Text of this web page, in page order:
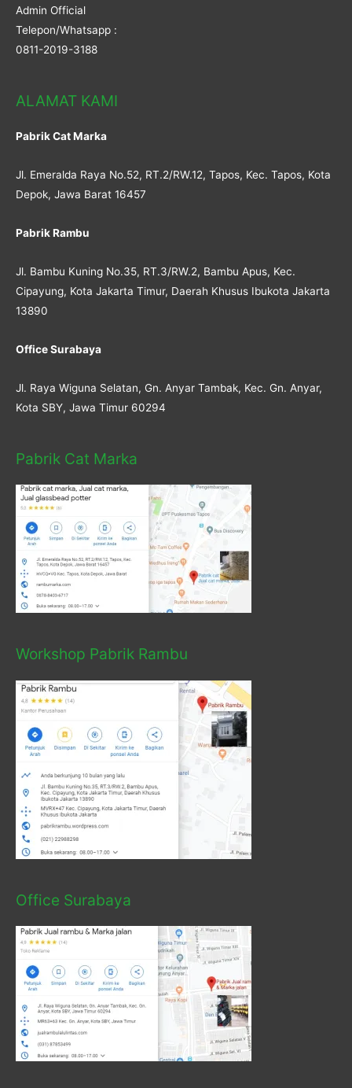
Admin Official
Telepon/Whatsapp :
0811-2019-3188
ALAMAT KAMI
Pabrik Cat Marka
Jl. Emeralda Raya No.52, RT.2/RW.12, Tapos, Kec. Tapos, Kota
Depok, Jawa Barat 16457
Pabrik Rambu
Jl. Bambu Kuning No.35, RT.3/RW.2, Bambu Apus, Kec.
Cipayung, Kota Jakarta Timur, Daerah Khusus Ibukota Jakarta
13890
Office Surabaya
Jl. Raya Wiguna Selatan, Gn. Anyar Tambak, Kec. Gn. Anyar,
Kota SBY, Jawa Timur 60294
Pabrik Cat Marka
Workshop Pabrik Rambu
Office Surabaya